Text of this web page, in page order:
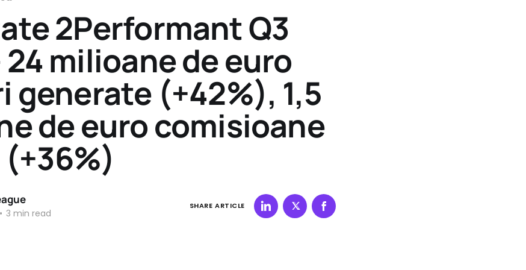
2Performant Q3
24 milioane de euro
generate (+42%), 1,5
de euro comisioane
• 3 min read
SHARE ARTICLE